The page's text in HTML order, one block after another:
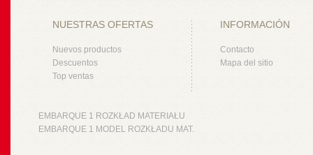
NUESTRAS OFERTAS
Nuevos productos
Descuentos
Top ventas
INFORMACIÓN
Contacto
Mapa del sitio
EMBARQUE 1 ROZKŁAD MATERIAŁU
EMBARQUE 1 MODEL ROZKŁADU MAT.